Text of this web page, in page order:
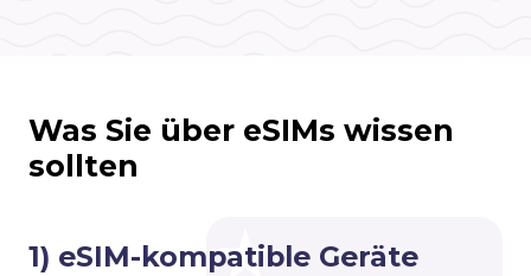
Was Sie über eSIMs wissen
sollten
1) eSIM-kompatible Geräte